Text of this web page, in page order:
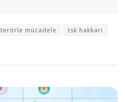
terörle mücadele tsk hakkari